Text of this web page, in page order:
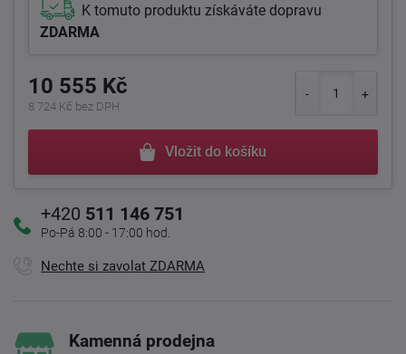
K tomuto produktu získáváte dopravu
ZDARMA
10 555 Kč
8 724 Kč bez DPH
Vložit do košíku
+420 511 146 751
Po-Pá 8:00 - 17:00 hod.
Nechte si zavolat ZDARMA
Kamenná prodejna